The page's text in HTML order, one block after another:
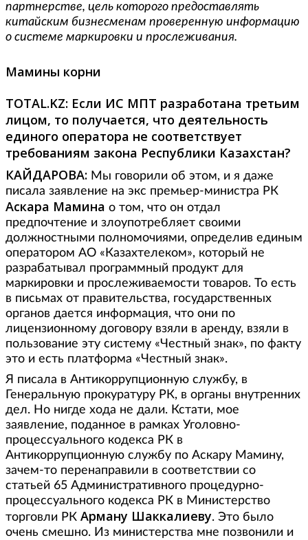
партнерстве, цель которого предоставлять
китайским бизнесменам проверенную информацию
о системе маркировки и прослеживания.
Мамины корни
TOTAL.KZ: Если ИС МПТ разработана третьим
лицом, то получается, что деятельность
единого оператора не соответствует
требованиям закона Республики Казахстан?
КАЙДАРОВА: Мы говорили об этом, и я даже
писала заявление на экс премьер-министра РК
Аскара Мамина о том, что он отдал
предпочтение и злоупотребляет своими
должностными полномочиями, определив единым
оператором АО «Казахтелеком», который не
разрабатывал программный продукт для
маркировки и прослеживаемости товаров. То есть
в письмах от правительства, государственных
органов дается информация, что они по
лицензионному договору взяли в аренду, взяли в
пользование эту систему «Честный знак», по факту
это и есть платформа «Честный знак».
Я писала в Антикоррупционную службу, в
Генеральную прокуратуру РК, в органы внутренних
дел. Но нигде хода не дали. Кстати, мое
заявление, поданное в рамках Уголовно-
процессуального кодекса РК в
Антикоррупционную службу по Аскару Мамину,
зачем-то перенаправили в соответствии со
статьей 65 Административного процедурно-
процессуального кодекса РК в Министерство
торговли РК Арману Шаккалиеву. Это было
очень смешно. Из министерства мне позвонили и